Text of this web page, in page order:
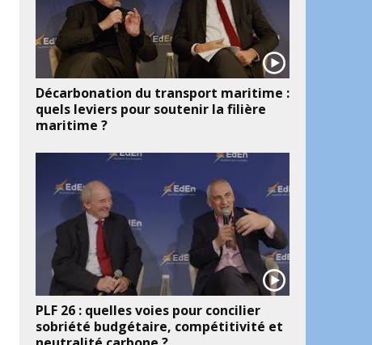
Décarbonation du transport maritime :
quels leviers pour soutenir la filière
maritime ?
PLF 26 : quelles voies pour concilier
sobriété budgétaire, compétitivité et